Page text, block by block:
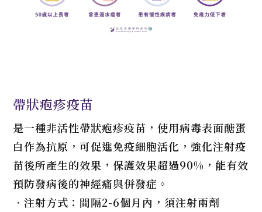
帶狀疱疹疫苗
是一種非活性帶狀疱疹疫苗，使用病毒表面醣蛋
白作為抗原，可促進免疫細胞活化，強化注射疫
苗後所產生的效果，保護效果超過90%，能有效
預防發病後的神經痛與併發症。
．注射方式：間隔2-6個月內，須注射兩劑